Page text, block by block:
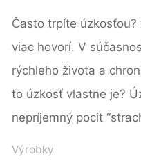
Často trpíte
viac hovorí. V
rýchleho života a
to úzkosť vlastne je?
nepríjemný pocit
Výrobky